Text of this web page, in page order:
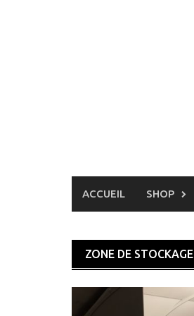
ACCUEIL SHOP
ZONE DE STOCKAGE